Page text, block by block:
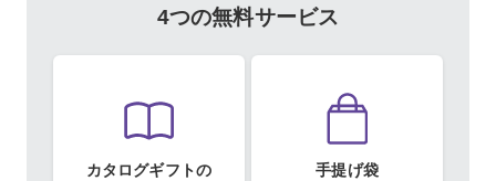
4つの無料サービス
カタログギフトの
手提げ袋